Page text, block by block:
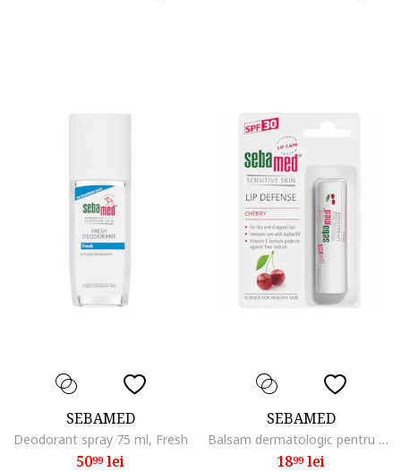
SEBAMED
Deodorant spray 75 ml, Fresh
5099lei
SEBAMED
Balsam dermatologic pentru buze 4.8 g, Cirese
1899lei